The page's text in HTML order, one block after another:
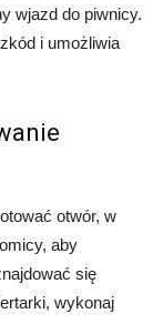
wjazd do piwnicy.
i umożliwia
otwór, w
aby
się
wykonaj